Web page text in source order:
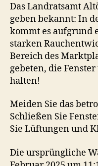
Das Landratsamt
geben bekannt: In
kommt es aufgrund
starken
Bereich des
gebeten, die
halten!
Meiden Sie das
Schließen Sie
Sie Lüftungen und
Die ursprüngliche